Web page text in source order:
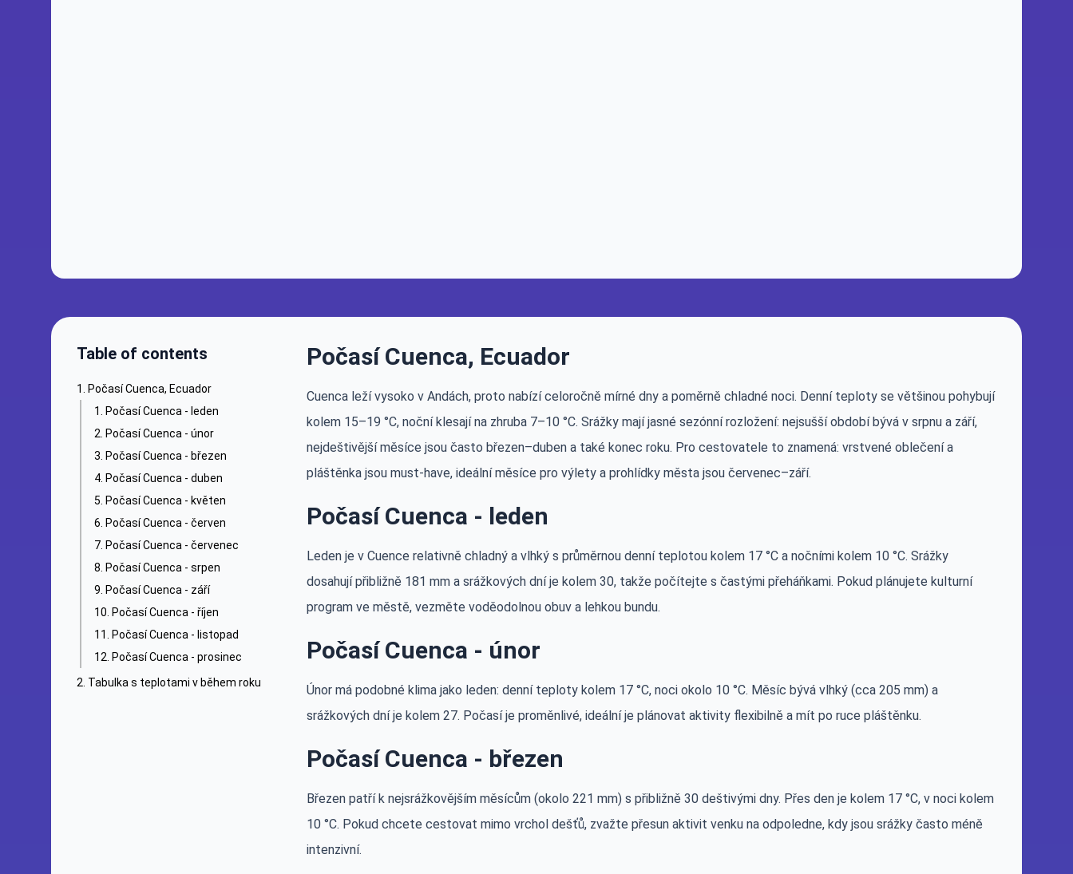
Table of contents
Počasí Cuenca, Ecuador
Počasí Cuenca - leden
Počasí Cuenca - únor
Počasí Cuenca - březen
Počasí Cuenca - duben
Počasí Cuenca - květen
Počasí Cuenca - červen
Počasí Cuenca - červenec
Počasí Cuenca - srpen
Počasí Cuenca - září
Počasí Cuenca - říjen
Počasí Cuenca - listopad
Počasí Cuenca - prosinec
Tabulka s teplotami v během roku
Počasí Cuenca, Ecuador
Cuenca leží vysoko v Andách, proto nabízí celoročně mírné dny a poměrně chladné noci. Denní teploty se většinou pohybují
kolem 15–19 °C, noční klesají na zhruba 7–10 °C. Srážky mají jasné sezónní rozložení: nejsušší období bývá v srpnu a září,
nejdeštivější měsíce jsou často březen–duben a také konec roku. Pro cestovatele to znamená: vrstvené oblečení a
pláštěnka jsou must-have, ideální měsíce pro výlety a prohlídky města jsou červenec–září.
Počasí Cuenca - leden
Leden je v Cuence relativně chladný a vlhký s průměrnou denní teplotou kolem 17 °C a nočními kolem 10 °C. Srážky
dosahují přibližně 181 mm a srážkových dní je kolem 30, takže počítejte s častými přeháňkami. Pokud plánujete kulturní
program ve městě, vezměte voděodolnou obuv a lehkou bundu.
Počasí Cuenca - únor
Únor má podobné klima jako leden: denní teploty kolem 17 °C, noci okolo 10 °C. Měsíc bývá vlhký (cca 205 mm) a
srážkových dní je kolem 27. Počasí je proměnlivé, ideální je plánovat aktivity flexibilně a mít po ruce pláštěnku.
Počasí Cuenca - březen
Březen patří k nejsrážkovějším měsícům (okolo 221 mm) s přibližně 30 deštivými dny. Přes den je kolem 17 °C, v noci kolem
10 °C. Pokud chcete cestovat mimo vrchol dešťů, zvažte přesun aktivit venku na odpoledne, kdy jsou srážky často méně
intenzivní.